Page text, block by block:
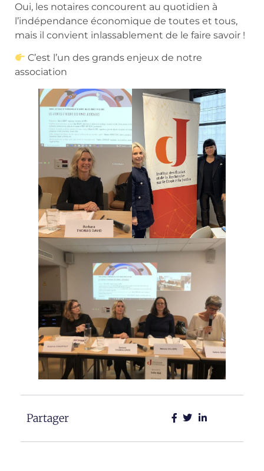
Oui, les notaires concourent au quotidien à
l’indépendance économique de toutes et tous,
mais il convient inlassablement de le faire savoir !
C’est l’un des grands enjeux de notre
association
Partager